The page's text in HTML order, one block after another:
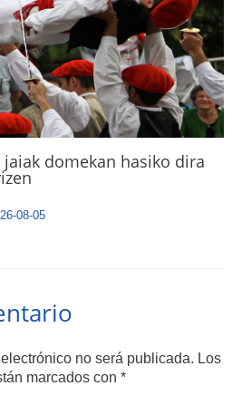
domekan hasiko dira
08-05
no será publicada. Los
marcados con *